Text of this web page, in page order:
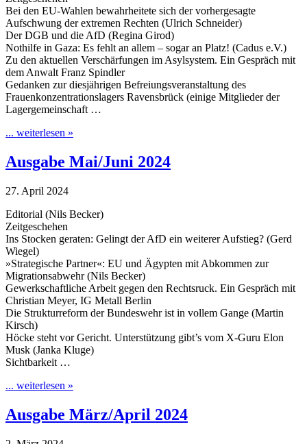
Bei den EU-Wahlen bewahrheitete sich der vorhergesagte
Aufschwung der extremen Rechten (Ulrich Schneider)
Der DGB und die AfD (Regina Girod)
Nothilfe in Gaza: Es fehlt an allem – sogar an Platz! (Cadus e.V.)
Zu den aktuellen Verschärfungen im Asylsystem. Ein Gespräch mit
dem Anwalt Franz Spindler
Gedanken zur diesjährigen Befreiungsveranstaltung des
Frauenkonzentrationslagers Ravensbrück (einige Mitglieder der
Lagergemeinschaft …
... weiterlesen »
Ausgabe Mai/Juni 2024
27. April 2024
Editorial (Nils Becker)
Zeitgeschehen
Ins Stocken geraten: Gelingt der AfD ein weiterer Aufstieg? (Gerd
Wiegel)
»Strategische Partner«: EU und Ägypten mit Abkommen zur
Migrationsabwehr (Nils Becker)
Gewerkschaftliche Arbeit gegen den Rechtsruck. Ein Gespräch mit
Christian Meyer, IG Metall Berlin
Die Strukturreform der Bundeswehr ist in vollem Gange (Martin
Kirsch)
Höcke steht vor Gericht. Unterstützung gibt’s vom X-Guru Elon
Musk (Janka Kluge)
Sichtbarkeit …
... weiterlesen »
Ausgabe März/April 2024